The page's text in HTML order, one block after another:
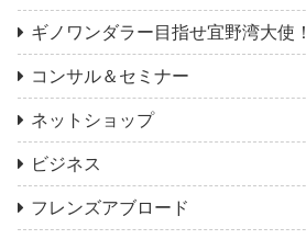
ギノワンダラー目指せ宜野湾大使！
コンサル＆セミナー
ネットショップ
ビジネス
フレンズアブロード